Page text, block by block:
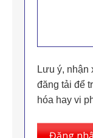
Lưu ý,
đăng tải để
hóa hay vi